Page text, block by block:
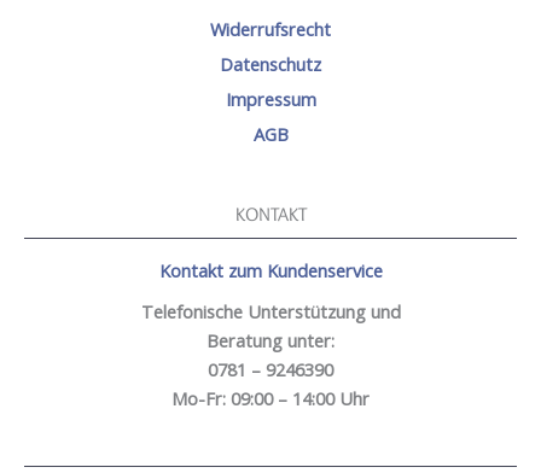
Widerrufsrecht
Datenschutz
Impressum
AGB
KONTAKT
Kontakt zum Kundenservice
Telefonische Unterstützung und
Beratung unter:
0781 – 9246390
Mo-Fr: 09:00 – 14:00 Uhr